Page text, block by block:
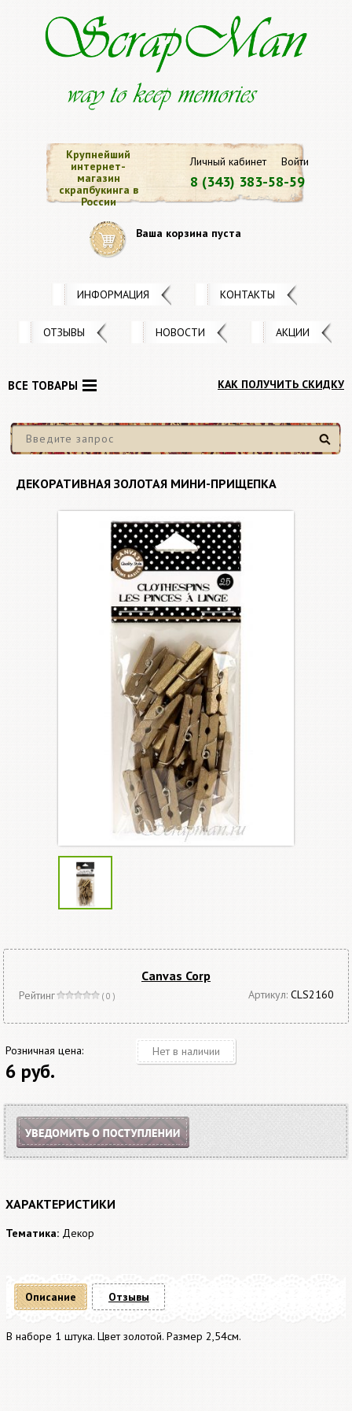
Личный кабинет Войти
8 (343) 383-58-59
Крупнейший
интернет-
магазин
скрапбукинга в
России
Ваша корзина пуста
ИНФОРМАЦИЯ КОНТАКТЫ
ОТЗЫВЫ НОВОСТИ АКЦИИ
КАК ПОЛУЧИТЬ СКИДКУ
Найти
ВСЕ ТОВАРЫ
ДЕКОРАТИВНАЯ ЗОЛОТАЯ МИНИ-ПРИЩЕПКА
Canvas Corp
Рейтинг ( 0 ) Артикул: CLS2160
Розничная цена:
6 руб.
Нет в наличии
ХАРАКТЕРИСТИКИ
Тематика: Декор
Описание
В наборе 1 штука. Цвет золотой. Размер 2,54см.
Отзывы